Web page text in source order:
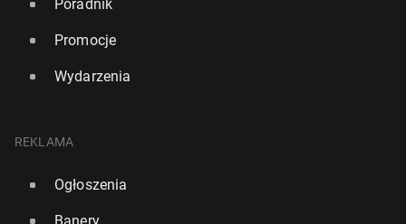
Poradnik
Promocje
Wydarzenia
REKLAMA
Ogłoszenia